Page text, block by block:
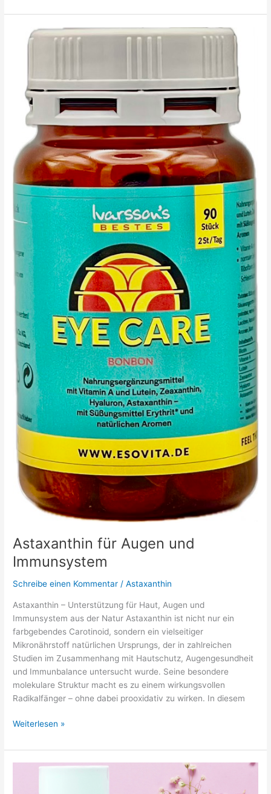
Astaxanthin?
Astaxanthin für Augen und
Immunsystem
Schreibe einen Kommentar /Astaxanthin
Astaxanthin – Unterstützung für Haut, Augen und
Immunsystem aus der Natur Astaxanthin ist nicht nur ein
farbgebendes Carotinoid, sondern ein vielseitiger
Mikronährstoff natürlichen Ursprungs, der in zahlreichen
Studien im Zusammenhang mit Hautschutz, Augengesundheit
und Immunbalance untersucht wurde. Seine besondere
molekulare Struktur macht es zu einem wirkungsvollen
Radikalfänger – ohne dabei prooxidativ zu wirken. In diesem
Astaxanthin
Augen
und
Weiterlesen »